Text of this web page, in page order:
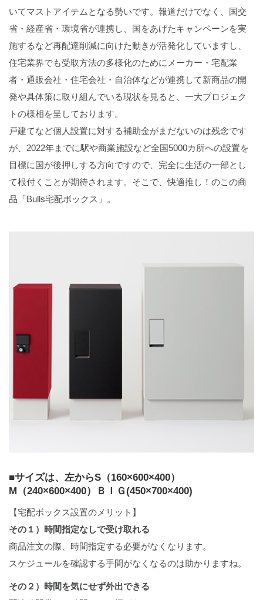
いてマストアイテムとなる勢いです。報道だけでなく、国交
省・経産省・環境省が連携し、国をあげたキャンペーンを実
施するなど再配達削減に向けた動きが活発化していますし、
住宅業界でも受取方法の多様化のためにメーカー・宅配業
者・通販会社・住宅会社・自治体などが連携して新商品の開
発や具体策に取り組んでいる現状を見ると、一大プロジェク
トの様相を呈しております。
戸建てなど個人設置に対する補助金がまだないのは残念です
が、2022年までに駅や商業施設など全国5000カ所への設置を
目標に国が後押しする方向ですので、完全に生活の一部とし
て根付くことが期待されます。そこで、快適推し！のこの商
品「Bulls宅配ボックス」。
■サイズは、左からS（160×600×400）
M（240×600×400）ＢＩＧ(450×700×400)
【宅配ボックス設置のメリット】
その１）時間指定なしで受け取れる
商品注文の際、時間指定する必要がなくなります。
スケジュールを確認する手間がなくなるのは助かりますね。
その２）時間を気にせず外出できる